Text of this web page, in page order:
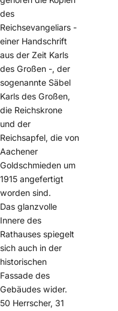
des
Reichsevangeliars -
einer Handschrift
aus der Zeit Karls
des Großen -, der
sogenannte Säbel
Karls des Großen,
die Reichskrone
und der
Reichsapfel, die von
Aachener
Goldschmieden um
1915 angefertigt
worden sind.
Das glanzvolle
Innere des
Rathauses spiegelt
sich auch in der
historischen
Fassade des
Gebäudes wider.
50 Herrscher, 31